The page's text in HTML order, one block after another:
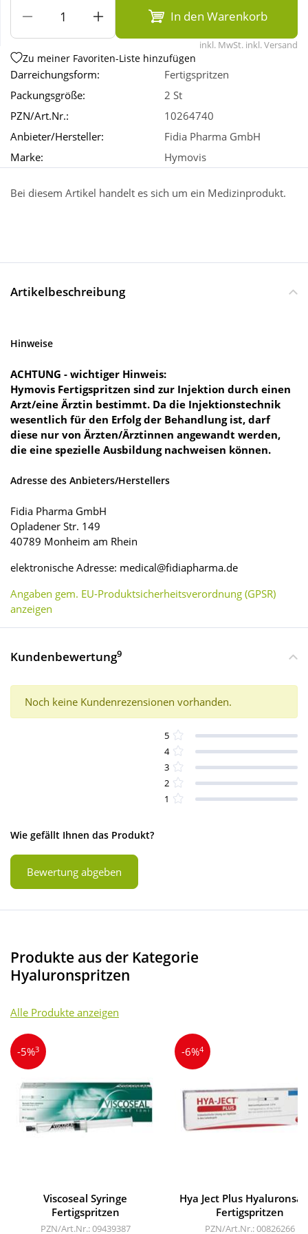
Wellness
In den Warenkorb
inkl. MwSt. inkl. Versand
Zu meiner Favoriten-Liste hinzufügen
Darreichungsform:
Fertigspritzen
Packungsgröße:
2 St
PZN/Art.Nr.:
10264740
Anbieter/Hersteller:
Fidia Pharma GmbH
Marke:
Hymovis
Bei diesem Artikel handelt es sich um ein Medizinprodukt.
Artikelbeschreibung
Hinweise
ACHTUNG - wichtiger Hinweis:
Hymovis Fertigspritzen sind zur Injektion durch einen
Arzt/eine Ärztin bestimmt. Da die Injektionstechnik
wesentlich für den Erfolg der Behandlung ist, darf
diese nur von Ärzten/Ärztinnen angewandt werden,
die eine spezielle Ausbildung nachweisen können.
Adresse des Anbieters/Herstellers
Fidia Pharma GmbH
Opladener Str. 149
40789 Monheim am Rhein
elektronische Adresse: medical@fidiapharma.de
Angaben gem. EU-Produktsicherheitsverordnung (GPSR)
anzeigen
Kundenbewertung9
Noch keine Kundenrezensionen vorhanden.
5
4
3
2
1
Wie gefällt Ihnen das Produkt?
Bewertung abgeben
Produkte aus der Kategorie
Hyaluronspritzen
Alle Produkte anzeigen
-5%3
Viscoseal Syringe
Fertigspritzen
PZN/Art.Nr.: 09439387
-6%4
Hya Ject Plus
Fertigspritzen
PZN/Art.Nr.: 00826266